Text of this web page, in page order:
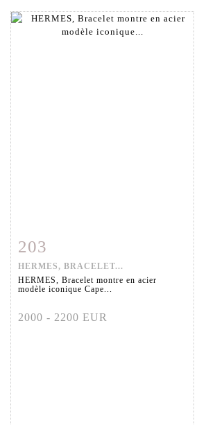
Fiche détaillée
203
HERMES, BRACELET...
HERMES, Bracelet montre en acier
modèle iconique Cape...
2000 - 2200 EUR